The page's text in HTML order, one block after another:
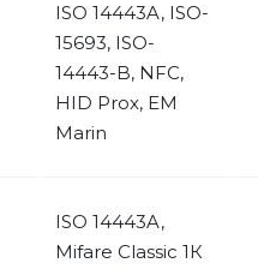
ISO 14443A, ISO-
15693, ISO-
14443-B, NFC,
HID Prox, EM
Marin
ISO 14443A,
Mifare Classic 1К